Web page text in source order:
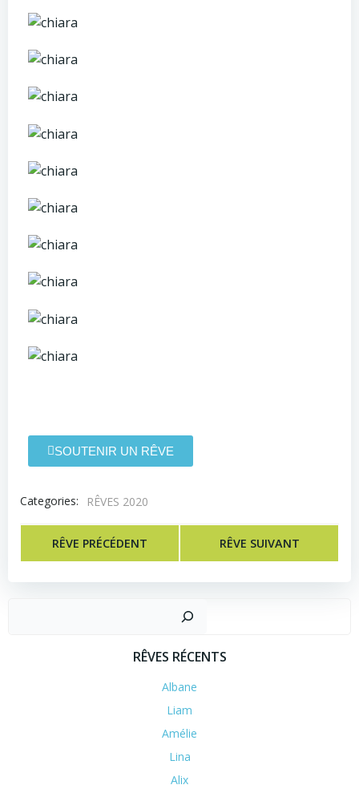
SOUTENIR UN RÊVE
Categories: RÊVES 2020
RÊVE PRÉCÉDENT RÊVE SUIVANT
RÊVES RÉCENTS
Albane
Liam
Amélie
Lina
Alix